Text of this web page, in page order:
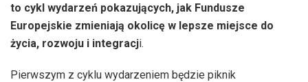
to cykl wydarzeń pokazujących, jak Fundusze
Europejskie zmieniają okolicę w lepsze miejsce do
życia, rozwoju i integracji.
Pierwszym z cyklu wydarzeniem będzie piknik